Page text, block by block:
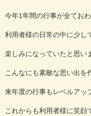
今年1年間の行事が全ておわ
利用者様の日常の中に少し
楽しみになっていたと思い
こんなにも素敵な思い出を
来年度の行事もレベルアッ
これからも利用者様に笑顔